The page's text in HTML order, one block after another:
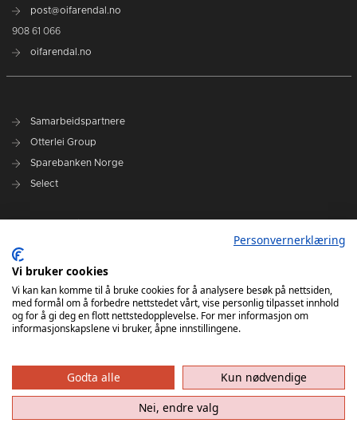
post@oifarendal.no
908 61 066
oifarendal.no
Samarbeidspartnere
Otterlei Group
Sparebanken Norge
Select
Spillerstall
Administrasjon
Styret
Personvernerklæring
Vi bruker cookies
Vi kan kan komme til å bruke cookies for å analysere besøk på nettsiden,
med formål om å forbedre nettstedet vårt, vise personlig tilpasset innhold
og for å gi deg en flott nettstedopplevelse. For mer informasjon om
informasjonskapslene vi bruker, åpne innstillingene.
Godta alle
Kun nødvendige
Nei, endre valg